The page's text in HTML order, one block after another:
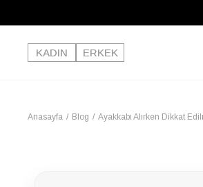
KADIN ERKEK
Anasayfa Blog Ayakkabı Alırken Dikkat